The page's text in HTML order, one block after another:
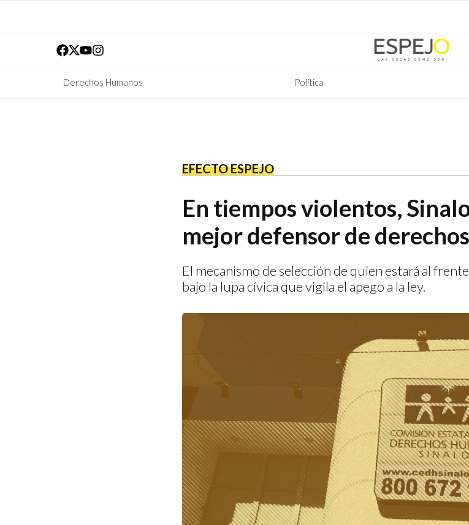
Derechos Humanos Política
EFECTO ESPEJO
En tiempos violentos,
mejor defensor de
El mecanismo de selección de quien estará al
bajo la lupa cívica que vigila el apego a la ley.